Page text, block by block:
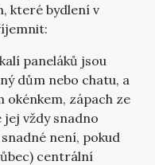
které bydlení v
paneláků jsou
dům nebo chatu, a
zápach ze
vždy snadno
není, pokud
centrální